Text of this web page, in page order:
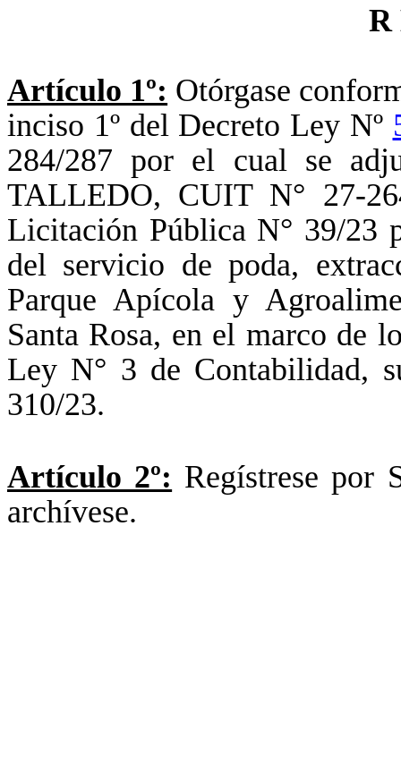
R E
Artículo 1º: Otórgase
inciso 1º del Decreto Ley Nº
284/287 por el cual se
TALLEDO, CUIT N° 27-
Licitación Pública N° 39/23
del servicio de poda,
Parque Apícola y
Santa Rosa, en el marco de
Ley N° 3 de Contabilidad,
310/23.
Artículo 2º: Regístrese por
archívese.